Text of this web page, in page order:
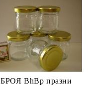
БРОЯ BhBp празни